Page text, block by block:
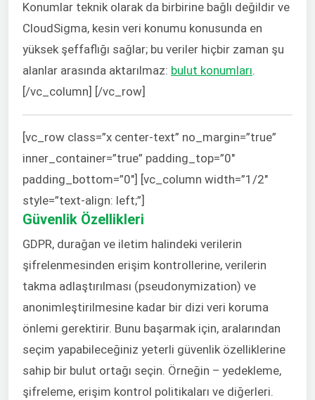
Konumlar teknik olarak da birbirine bağlı değildir ve
CloudSigma, kesin veri konumu konusunda en
yüksek şeffaflığı sağlar; bu veriler hiçbir zaman şu
alanlar arasında aktarılmaz: bulut konumları
[/vc_column] [/vc_row]
[vc_row class=”x center-text” no_margin=”true”
inner_container=”true” padding_top=”0″
padding_bottom=”0″] [vc_column width=”1/2″
style=”text-align: left;”]
Güvenlik Özellikleri
GDPR, durağan ve iletim halindeki verilerin
şifrelenmesinden erişim kontrollerine, verilerin
takma adlaştırılması (pseudonymization) ve
anonimleştirilmesine kadar bir dizi veri koruma
önlemi gerektirir. Bunu başarmak için, aralarından
seçim yapabileceğiniz yeterli güvenlik özelliklerine
sahip bir bulut ortağı seçin. Örneğin – yedekleme,
şifreleme, erişim kontrol politikaları ve diğerleri.